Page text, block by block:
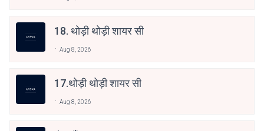
18. थोड़ी थोड़ी शायर सी
Aug 8, 2026
17.थोड़ी थोड़ी शायर सी
Aug 8, 2026